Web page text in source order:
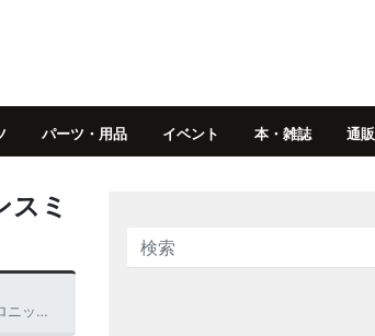
パーツ・用品 イベント 本・雑誌 通販
スミ
用意